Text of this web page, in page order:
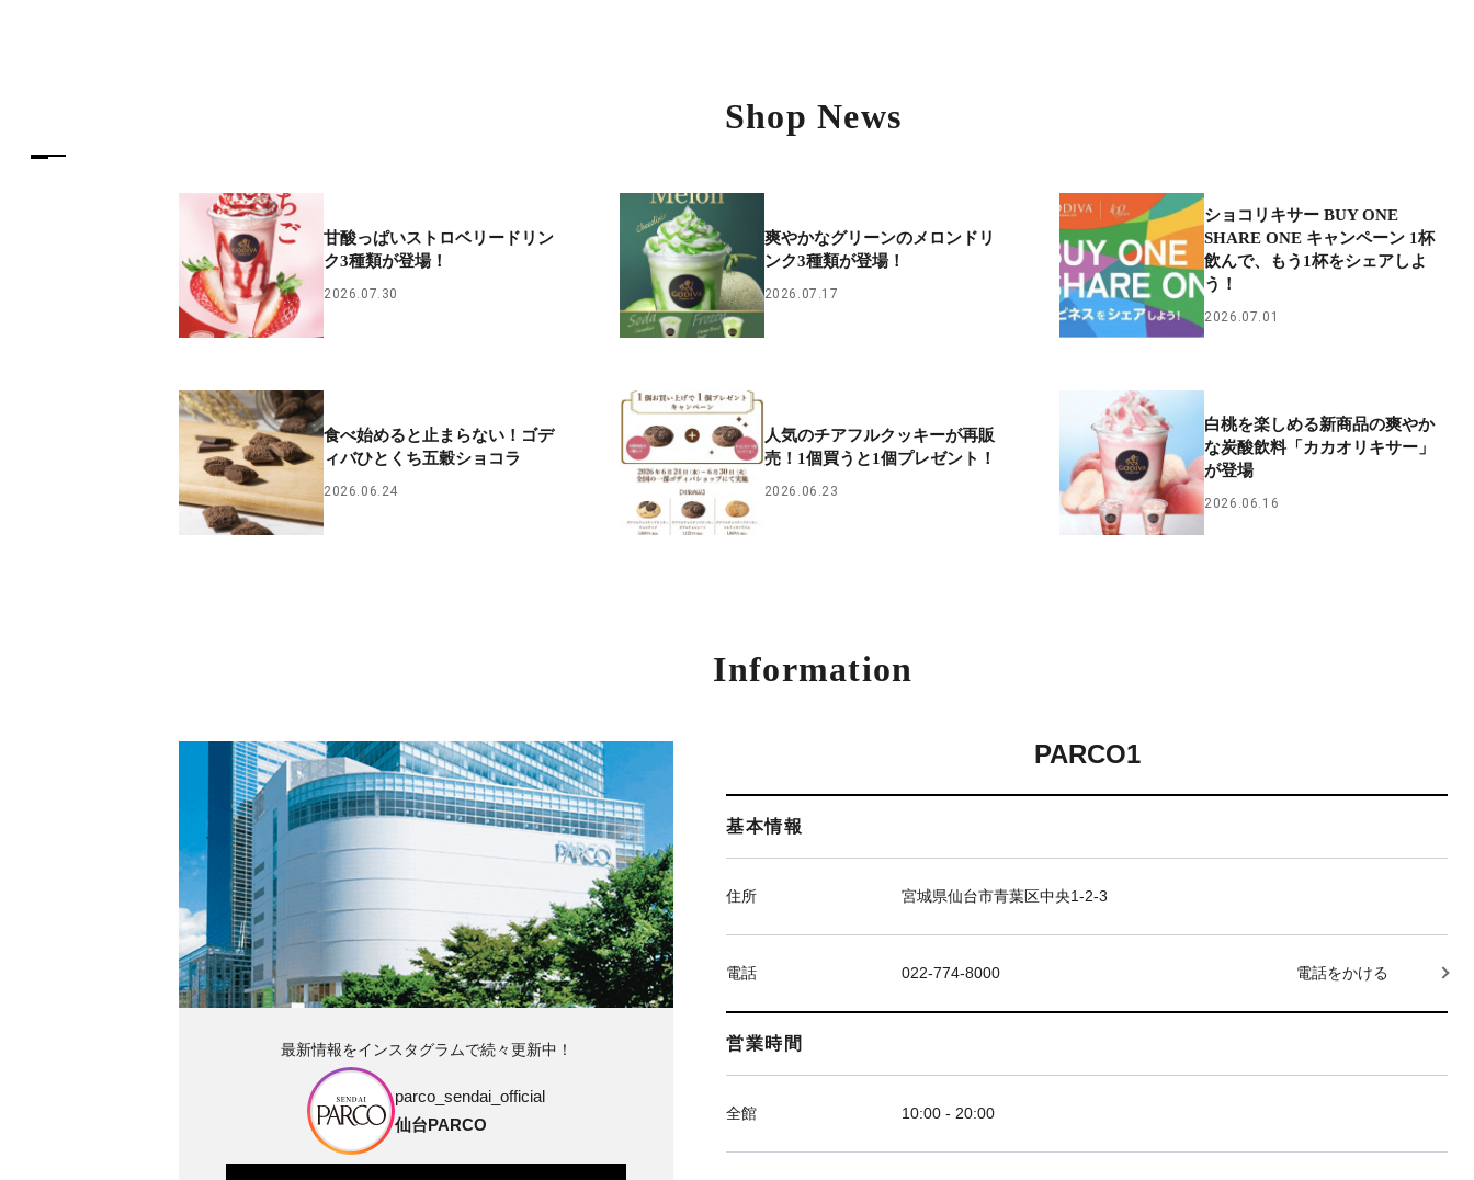
Shop News
甘酸っぱいストロベリードリン
ク3種類が登場！
2026.07.30
爽やかなグリーンのメロンドリ
ンク3種類が登場！
2026.07.17
ショコリキサー BUY ONE
SHARE ONE キャンペーン 1杯
飲んで、もう1杯をシェアしよ
う！
2026.07.01
食べ始めると止まらない！ゴデ
ィバひとくち五穀ショコラ
2026.06.24
人気のチアフルクッキーが再販
売！1個買うと1個プレゼント！
2026.06.23
白桃を楽しめる新商品の爽やか
な炭酸飲料「カカオリキサー」
が登場
2026.06.16
Information
PARCO1
基本情報
住所 宮城県仙台市青葉区中央1-2-3
電話 022-774-8000 電話をかける
営業時間
全館 10:00 - 20:00
最新情報をインスタグラムで続々更新中！
parco_sendai_official
仙台PARCO